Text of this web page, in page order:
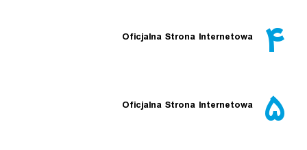
۴ Oficjalna Strona Internetowa
۵ Oficjalna Strona Internetowa